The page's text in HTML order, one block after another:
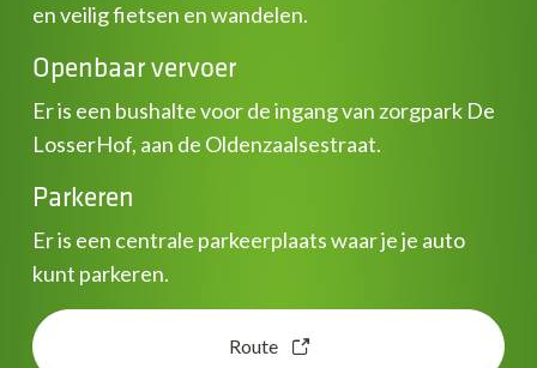
en veilig fietsen en wandelen.
Openbaar vervoer
Er is een bushalte voor de ingang van zorgpark De
LosserHof, aan de Oldenzaalsestraat.
Parkeren
Er is een centrale parkeerplaats waar je je auto
kunt parkeren.
Route